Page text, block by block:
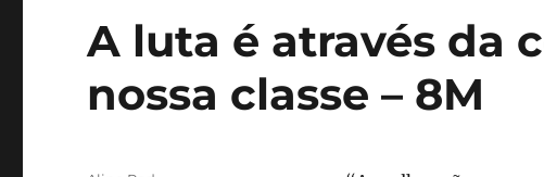
A luta é através da
nossa classe – 8M